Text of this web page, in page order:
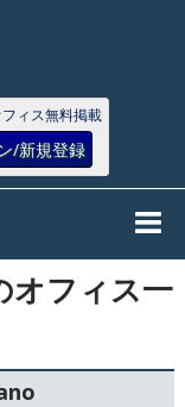
ィス無料掲載
/新規登録
オフィス一